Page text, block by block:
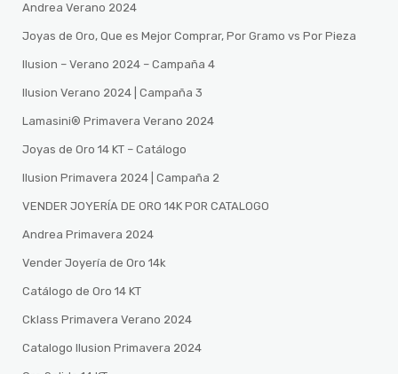
Andrea Verano 2024
Joyas de Oro, Que es Mejor Comprar, Por Gramo vs Por Pieza
Ilusion – Verano 2024 – Campaña 4
Ilusion Verano 2024 | Campaña 3
Lamasini®️ Primavera Verano 2024
Joyas de Oro 14 KT – Catálogo
Ilusion Primavera 2024 | Campaña 2
VENDER JOYERÍA DE ORO 14K POR CATALOGO
Andrea Primavera 2024
Vender Joyería de Oro 14k
Catálogo de Oro 14 KT
Cklass Primavera Verano 2024
Catalogo Ilusion Primavera 2024